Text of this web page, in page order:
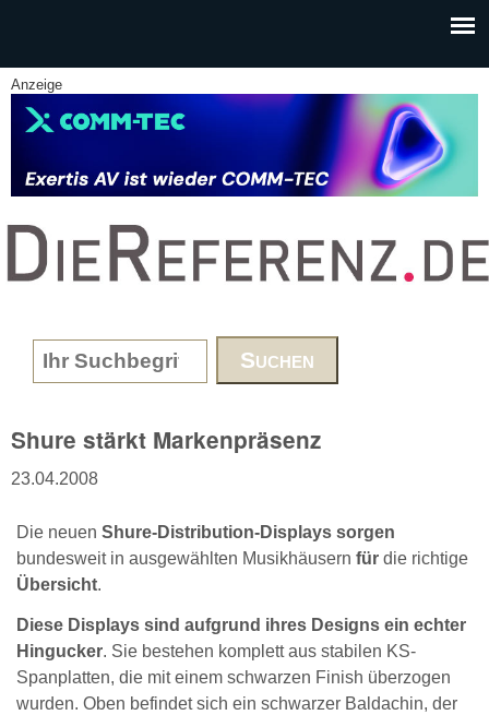
Anzeige
www.DieReferenz.de
Search form
Shure stärkt Markenpräsenz
23.04.2008
Die neuen Shure-Distribution-Displays sorgen
bundesweit in ausgewählten Musikhäusern für die richtige
Übersicht.
Diese Displays sind aufgrund ihres Designs ein echter
Hingucker. Sie bestehen komplett aus stabilen KS-
Spanplatten, die mit einem schwarzen Finish überzogen
wurden. Oben befindet sich ein schwarzer Baldachin, der